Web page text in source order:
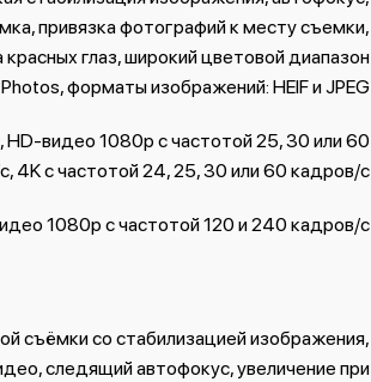
привязка фотографий к месту съемки,
глаз, широкий цветовой диапазон
форматы изображений: HEIF и JPEG
видео 1080p с частотой 25, 30 или 60
4K с частотой 24, 25, 30 или 60 кадров/ с
1080р с частотой 120 и 240 кадров/ с
съёмки со стабилизацией изображения,
следящий автофокус, увеличение при